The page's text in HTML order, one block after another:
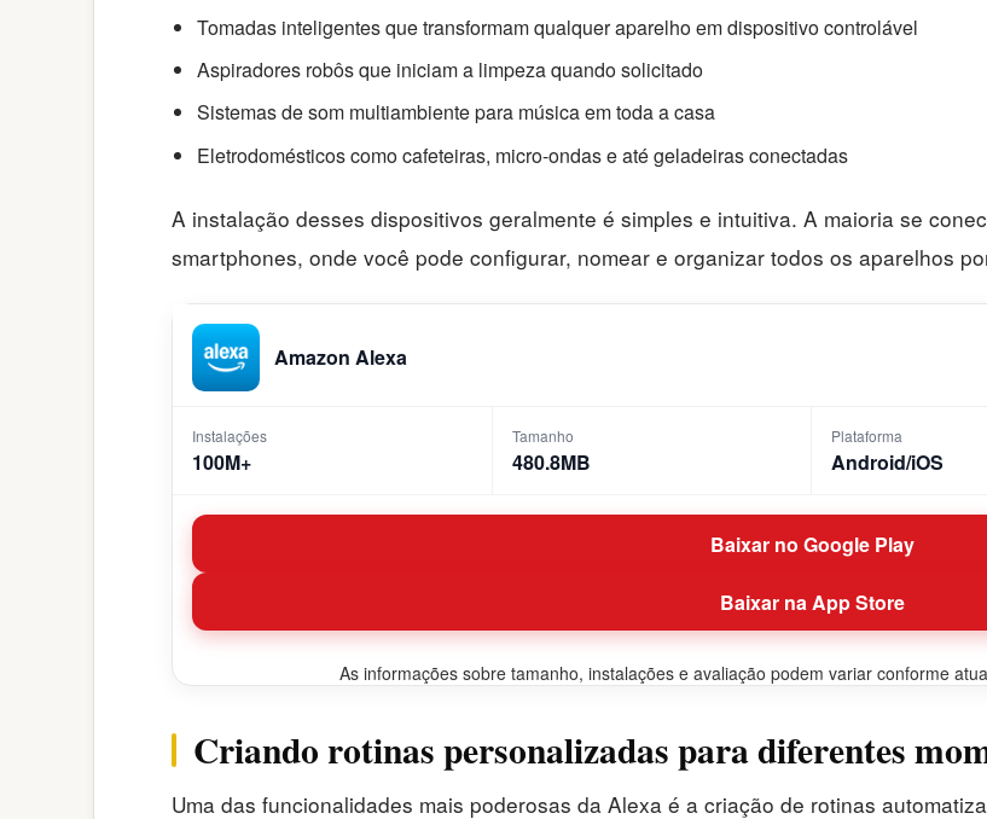
Tomadas inteligentes que transformam qualquer aparelho em dispositivo controlável
Aspiradores robôs que iniciam a limpeza quando solicitado
Sistemas de som multiambiente para música em toda a casa
Eletrodomésticos como cafeteiras, micro-ondas e até geladeiras conectadas
A instalação desses dispositivos geralmente é simples e intuitiva. A maioria se
smartphones, onde você pode configurar, nomear e organizar todos os aparelhos
Amazon Alexa
Instalações
100M+
Tamanho
480.8MB
Plataforma
Android/iOS
Baixar no Google Play
Baixar na App Store
As informações sobre tamanho, instalações e avaliação podem variar conforme
Criando rotinas personalizadas para diferentes
Uma das funcionalidades mais poderosas da Alexa é a criação de rotinas